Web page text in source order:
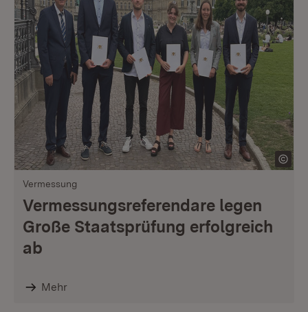
Vermessung
Vermessungsreferendare legen
Große Staatsprüfung erfolgreich
ab
Mehr